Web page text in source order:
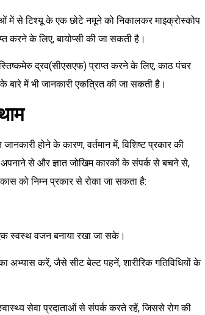
में से टिश्यू के एक छोटे नमूने को निकालकर माइक्रोस्कोप
करने के लिए, बायोप्सी की जा सकती है।
द्रव(सीएसएफ) प्राप्त करने के लिए, काठ पंचर
में भी जानकारी एकत्रित की जा सकती है।
होने के कारण, वर्तमान में, विशिष्ट प्रकार की
से और ज्ञात जोखिम कारकों के संपर्क से बचने से,
को निम्न प्रकार से रोका जा सकता है:
स्वस्थ वजन बनाया रखा जा सके।
अभ्यास करें, जैसे सीट बेल्ट पहनें, शारीरिक गतिविधियों के
सेवा प्रदाताओं से संपर्क करते रहें, जिससे रोग की